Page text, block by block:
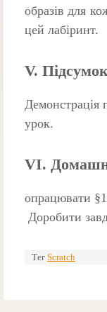
образів для
цей лабіринт.
V.
Демонстрація
урок.
VI.
опрацювати
Доробити
Тег Scratch